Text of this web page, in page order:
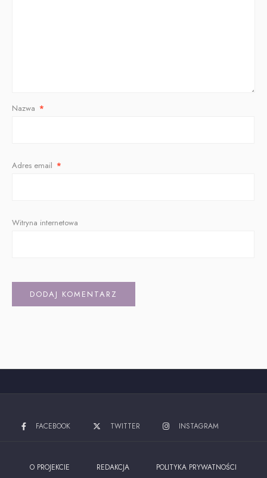
Nazwa *
Adres email *
Witryna internetowa
FACEBOOK TWITTER INSTAGRAM
O PROJEKCIE REDAKCJA POLITYKA PRYWATNOŚCI